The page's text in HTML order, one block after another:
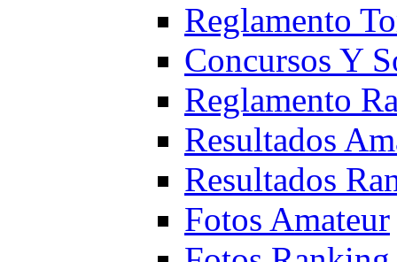
Reglamento
Concursos Y
Reglamento
Resultados
Resultados
Fotos Amateur